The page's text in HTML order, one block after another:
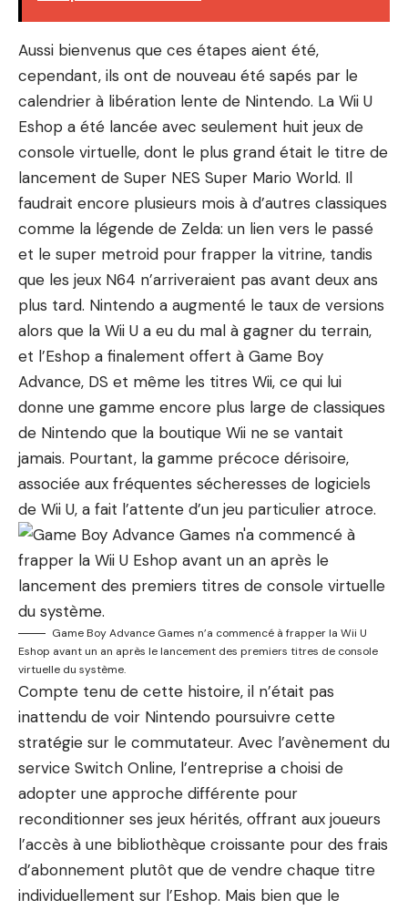
Aussi bienvenus que ces étapes aient été,
cependant, ils ont de nouveau été sapés par le
calendrier à libération lente de Nintendo. La Wii U
Eshop a été lancée avec seulement huit jeux de
console virtuelle, dont le plus grand était le titre de
lancement de Super NES Super Mario World. Il
faudrait encore plusieurs mois à d’autres classiques
comme la légende de Zelda: un lien vers le passé
et le super metroid pour frapper la vitrine, tandis
que les jeux N64 n’arriveraient pas avant deux ans
plus tard. Nintendo a augmenté le taux de versions
alors que la Wii U a eu du mal à gagner du terrain,
et l’Eshop a finalement offert à Game Boy
Advance, DS et même les titres Wii, ce qui lui
donne une gamme encore plus large de classiques
de Nintendo que la boutique Wii ne se vantait
jamais. Pourtant, la gamme précoce dérisoire,
associée aux fréquentes sécheresses de logiciels
de Wii U, a fait l’attente d’un jeu particulier atroce.
Game Boy Advance Games n’a commencé à frapper la Wii U
Eshop avant un an après le lancement des premiers titres de console
virtuelle du système.
Compte tenu de cette histoire, il n’était pas
inattendu de voir Nintendo poursuivre cette
stratégie sur le commutateur. Avec l’avènement du
service Switch Online, l’entreprise a choisi de
adopter une approche différente pour
reconditionner ses jeux hérités, offrant aux joueurs
l’accès à une bibliothèque croissante pour des frais
d’abonnement plutôt que de vendre chaque titre
individuellement sur l’Eshop. Mais bien que le